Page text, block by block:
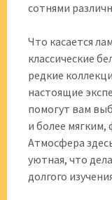
сотнями
Что касается
классические
редкие
настоящие
помогут вам
и более
Атмосфера
уютная, что
долгого